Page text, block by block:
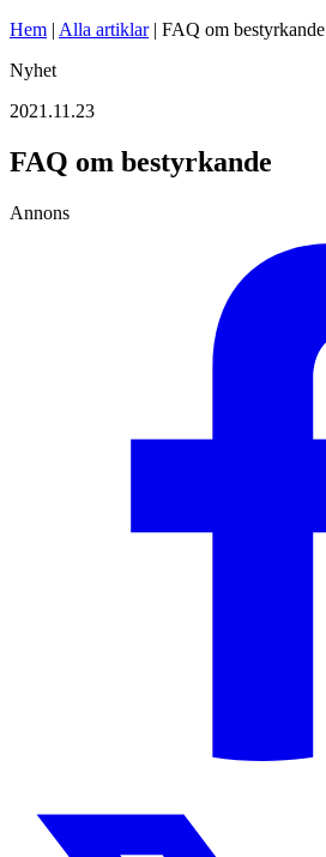
Hem | Alla artiklar| FAQ om bestyrkande
Nyhet
2021.11.23
FAQ om bestyrkande
Annons